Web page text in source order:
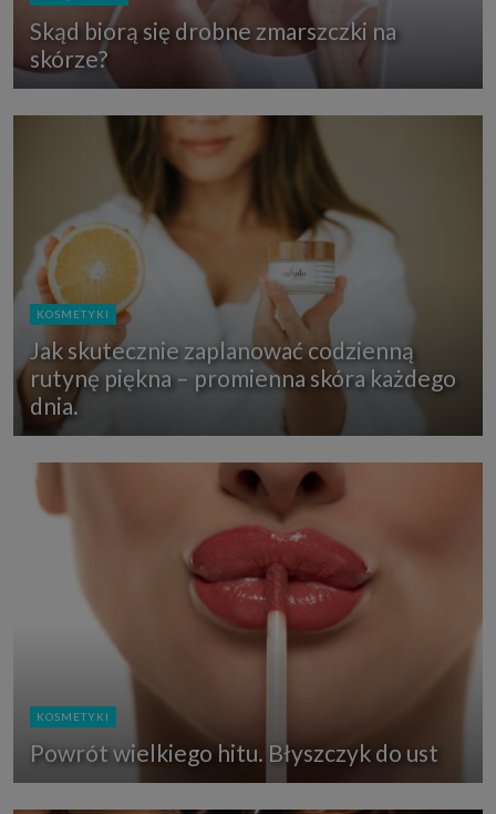
Skąd biorą się drobne zmarszczki na
skórze?
KOSMETYKI
Jak skutecznie zaplanować codzienną
rutynę piękna – promienna skóra każdego
dnia.
KOSMETYKI
Powrót wielkiego hitu. Błyszczyk do ust